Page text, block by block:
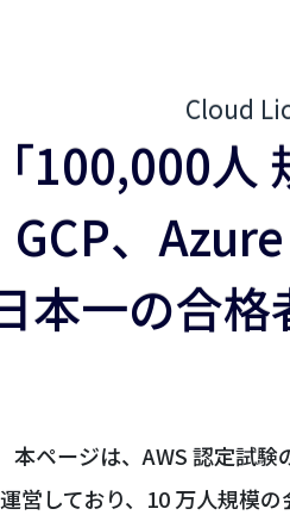
Cloud
「100,000人
GCP、
本一の合
本ページは、AWS 認定試験
営しており、10 万人規模